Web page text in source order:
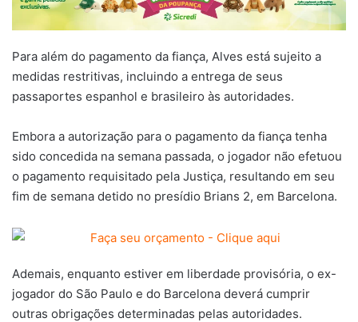
Para além do pagamento da fiança, Alves está sujeito a
medidas restritivas, incluindo a entrega de seus
passaportes espanhol e brasileiro às autoridades.
Embora a autorização para o pagamento da fiança tenha
sido concedida na semana passada, o jogador não efetuou
o pagamento requisitado pela Justiça, resultando em seu
fim de semana detido no presídio Brians 2, em Barcelona.
Ademais, enquanto estiver em liberdade provisória, o ex-
jogador do São Paulo e do Barcelona deverá cumprir
outras obrigações determinadas pelas autoridades.